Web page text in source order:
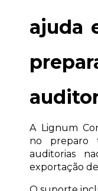
ajuda
A Lignum
no preparo
auditorias
exportação